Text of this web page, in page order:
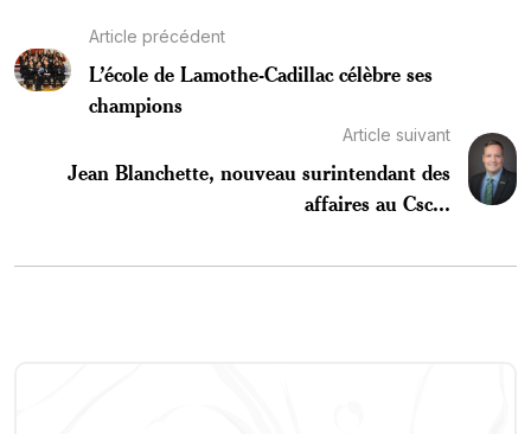
Article précédent
L’école de Lamothe-Cadillac célèbre ses
champions
Article suivant
Jean Blanchette, nouveau surintendant des
affaires au Csc...